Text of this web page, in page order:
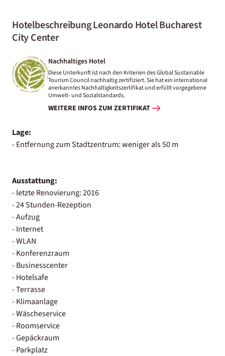
Hotelbeschreibung Leonardo Hotel Bucharest
City Center
Nachhaltiges Hotel
Diese Unterkunft ist nach den Kriterien des Global Sustainable
Tourism Council nachhaltig zertifiziert. Sie hat ein international
anerkanntes Nachhaltigkeitszertifikat und erfüllt vorgegebene
Umwelt- und Sozialstandards.
WEITERE INFOS ZUM ZERTIFIKAT
Lage:
- Entfernung zum Stadtzentrum: weniger als 50 m
Ausstattung:
- letzte Renovierung: 2016
- 24 Stunden-Rezeption
- Aufzug
- Internet
- WLAN
- Konferenzraum
- Businesscenter
- Hotelsafe
- Terrasse
- Klimaanlage
- Wäscheservice
- Roomservice
- Gepäckraum
- Parkplatz